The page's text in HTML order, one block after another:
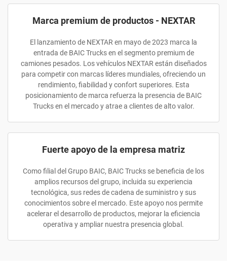
Marca premium de productos - NEXTAR
El lanzamiento de NEXTAR en mayo de 2023 marca la
entrada de BAIC Trucks en el segmento premium de
camiones pesados. Los vehículos NEXTAR están diseñados
para competir con marcas líderes mundiales, ofreciendo un
rendimiento, fiabilidad y confort superiores. Esta
posicionamiento de marca refuerza la presencia de BAIC
Trucks en el mercado y atrae a clientes de alto valor.
Fuerte apoyo de la empresa matriz
Como filial del Grupo BAIC, BAIC Trucks se beneficia de los
amplios recursos del grupo, incluida su experiencia
tecnológica, sus redes de cadena de suministro y sus
conocimientos sobre el mercado. Este apoyo nos permite
acelerar el desarrollo de productos, mejorar la eficiencia
operativa y ampliar nuestra presencia global.